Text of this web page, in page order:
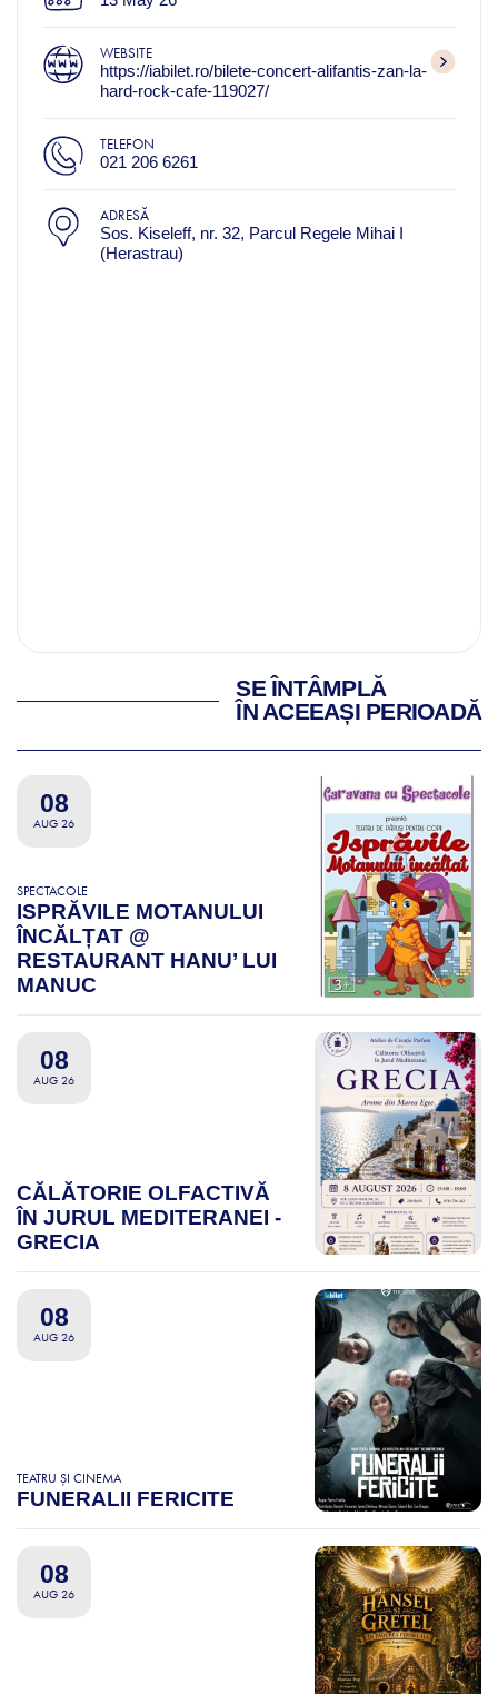
WEBSITE
https://iabilet.ro/bilete-concert-alifantis-zan-la-
hard-rock-cafe-119027/
TELEFON
021 206 6261
ADRESĂ
Sos. Kiseleff, nr. 32, Parcul Regele Mihai I
(Herastrau)
SE ÎNTÂMPLĂ
ÎN ACEEAȘI PERIOADĂ
08
AUG 26
SPECTACOLE
ISPRĂVILE MOTANULUI
ÎNCĂLȚAT @
RESTAURANT HANU’ LUI
MANUC
08
AUG 26
CĂLĂTORIE OLFACTIVĂ
ÎN JURUL MEDITERANEI -
GRECIA
08
AUG 26
TEATRU ȘI CINEMA
FUNERALII FERICITE
08
AUG 26